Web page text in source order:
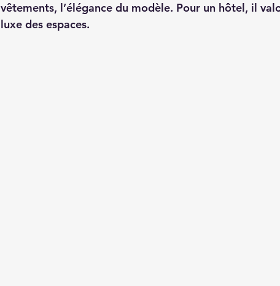
vêtements, l’élégance du modèle. Pour un hôtel, il
luxe des espaces.